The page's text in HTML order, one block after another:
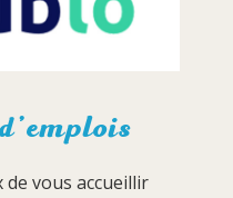
vous accueillir